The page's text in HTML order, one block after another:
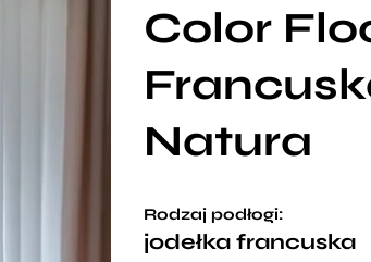
Color
Natura
Rodzaj podłogi:
jodełka francuska